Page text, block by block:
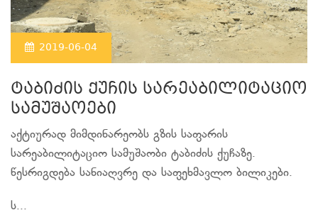
2019-06-04
ტაბიძის ქუჩის სარეაბილიტაციო
სამუშაოები
აქტიურად მიმდინარეობს გზის საფარის
სარეაბილიტაციო სამუშაობი ტაბიძის ქუჩაზე.
წესრიგდება სანიაღვრე და საფეხმავლო ბილიკები.
ს...